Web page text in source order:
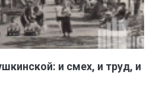
и смех, и труд, и